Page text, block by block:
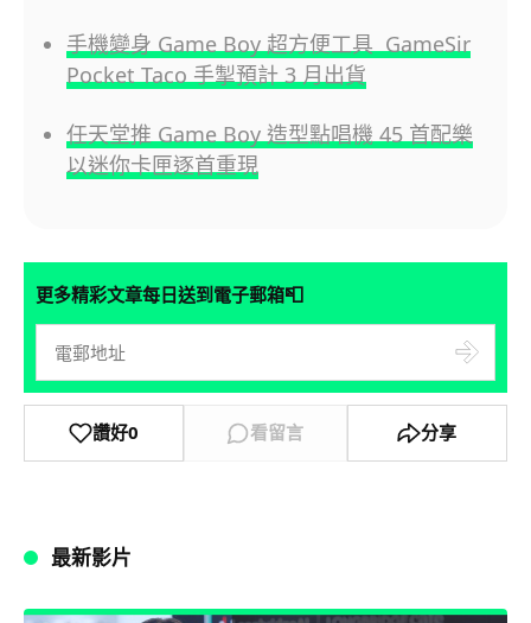
手機變身 Game Boy 超方便工具 GameSir
Pocket Taco 手掣預計 3 月出貨
任天堂推 Game Boy 造型點唱機 45 首配樂
以迷你卡匣逐首重現
更多精彩文章每日送到電子郵箱📮
讚好0 看留言 分享
最新影片